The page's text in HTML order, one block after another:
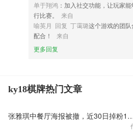
单于翔鸿 ：加入社交功能，让玩家
行比赛。
来自
喻英月 回复 丁霭璐这个游戏的团
配合！
来自
更多回复
ky18棋牌热门文章
张雅琪中餐厅海报被撤